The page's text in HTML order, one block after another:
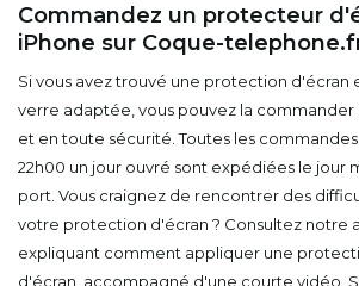
Commandez un protecteur
iPhone sur Coque-
Si vous avez trouvé une protection d'écran
verre adaptée, vous pouvez la
et en toute sécurité. Toutes les
22h00 un jour ouvré sont expédiées le jour
port. Vous craignez de rencontrer des
votre protection d'écran ? Consultez notre
expliquant comment appliquer une
d'écran, accompagné d'une courte vidéo.